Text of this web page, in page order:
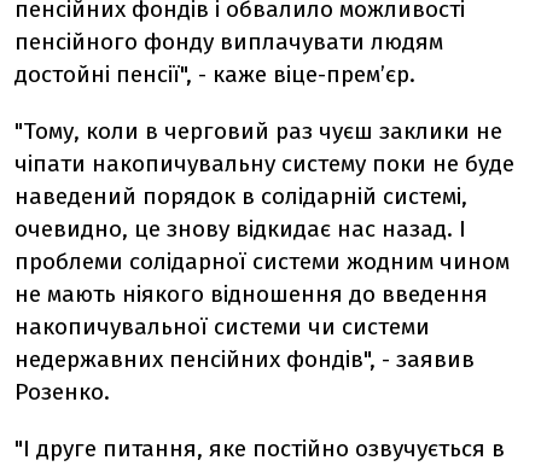
пенсійних фондів і обвалило можливості
пенсійного фонду виплачувати людям
достойні пенсії", - каже віце-прем’єр.
"Тому, коли в черговий раз чуєш заклики не
чіпати накопичувальну систему поки не буде
наведений порядок в солідарній системі,
очевидно, це знову відкидає нас назад. І
проблеми солідарної системи жодним чином
не мають ніякого відношення до введення
накопичувальної системи чи системи
недержавних пенсійних фондів", - заявив
Розенко.
"І друге питання, яке постійно озвучується в